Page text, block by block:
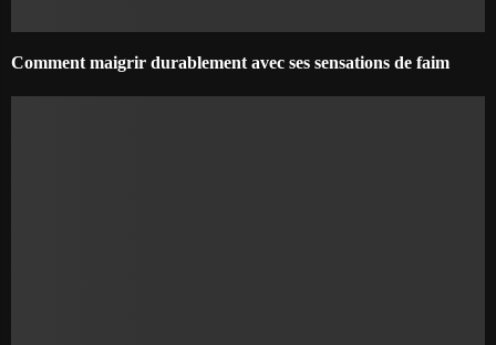
Comment maigrir durablement avec ses sensations de faim